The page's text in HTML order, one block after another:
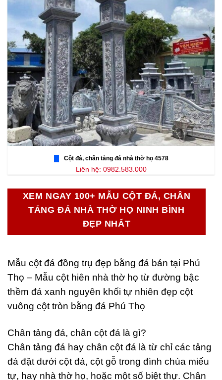
Cột đá, chân tảng đá nhà thờ họ 4578
Liên hệ: 0982.583.000
XEM NGAY 100+ MẪU CỘT ĐÁ, CHÂN
TẢNG ĐÁ NHÀ THỜ HỌ NINH BÌNH
ĐẸP NHẤT
Mẫu cột đá đồng trụ đẹp bằng đá bán tại Phú
Thọ – Mẫu cột hiên nhà thờ họ từ đường bậc
thềm đá xanh nguyên khối tự nhiên đẹp cột
vuông cột tròn bằng đá Phú Thọ
Chân tảng đá, chân cột đá là gì?
Chân tảng đá hay chân cột đá là từ chỉ các tảng
đá đặt dưới cột đá, cột gỗ trong đình chùa miếu
tự, hay nhà thờ họ, hoặc một số biệt thự. Chân